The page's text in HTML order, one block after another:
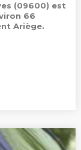
(09600) est
66
Ariège.